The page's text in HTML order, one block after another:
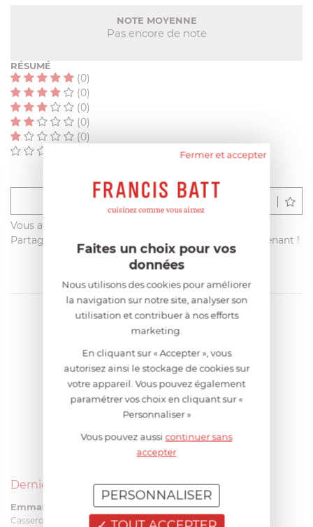
NOTE MOYENNE
Pas encore de note
RÉSUMÉ
(0)
(0)
(0)
(0)
(0)
Déposer un avis
Vous avez acheté ce produit sur francisbatt.com ?
Partagez votre avis avec les autres clients dès maintenant !
Derniers avis produits
Emmanuel 56 ansle 23/06/2026 à 12:04
Casserole mini 9 cm Castelpro 5 ply poignée fixe
Fermer et accepter
Faites un choix pour vos
données
Nous utilisons des cookies pour améliorer
la navigation sur notre site, analyser son
utilisation et contribuer à nos efforts
marketing.
En cliquant sur « Accepter », vous
autorisez ainsi le stockage de cookies sur
votre appareil. Vous pouvez également
paramétrer vos choix en cliquant sur «
Personnaliser »
Vous pouvez aussicontinuer sans
accepter
PERSONNALISER